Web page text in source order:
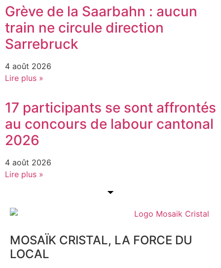
Grève de la Saarbahn : aucun
train ne circule direction
Sarrebruck
4 août 2026
Lire plus »
17 participants se sont affrontés
au concours de labour cantonal
2026
4 août 2026
Lire plus »
MOSAÏK CRISTAL, LA FORCE DU
LOCAL